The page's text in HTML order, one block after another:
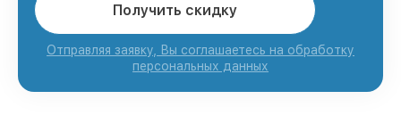
Получить скидку
Отправляя заявку, Вы соглашаетесь на обработку
персональных данных